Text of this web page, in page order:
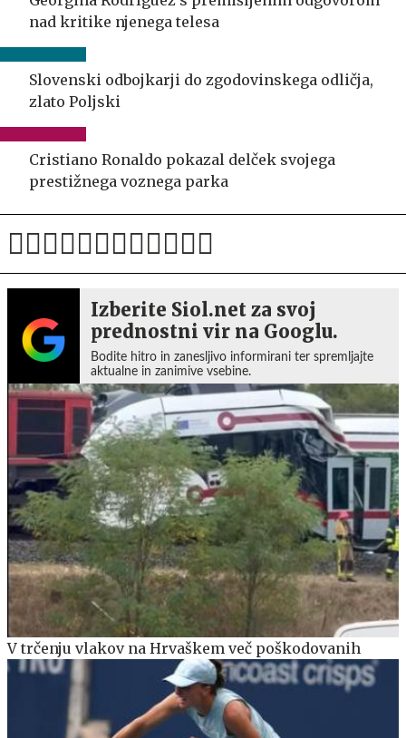
nad kritike njenega telesa
Slovenski odbojkarji do zgodovinskega odličja,
zlato Poljski
Cristiano Ronaldo pokazal delček svojega
prestižnega voznega parka
Izberite Siol.net za svoj
prednostni vir na Googlu.
Bodite hitro in zanesljivo informirani ter spremljajte
aktualne in zanimive vsebine.
V trčenju vlakov na Hrvaškem več poškodovanih